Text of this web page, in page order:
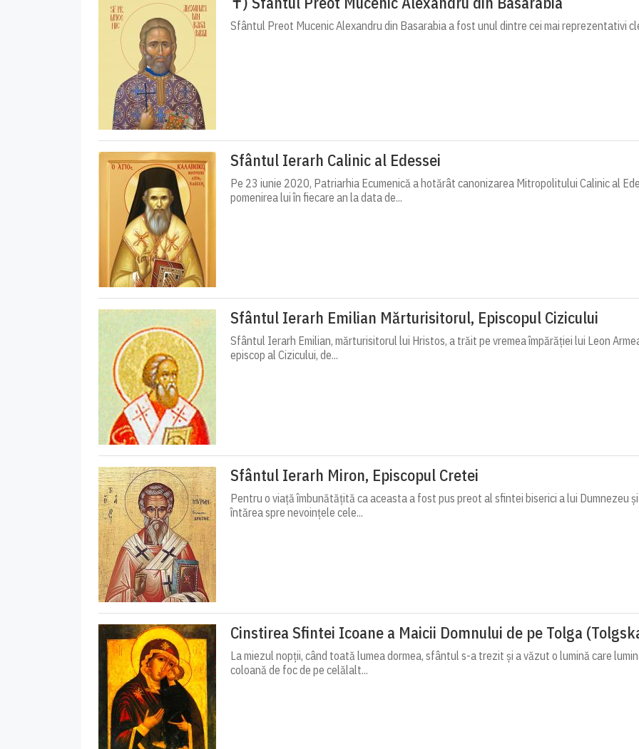
Sfântul Preot Mucenic Alexandru din Basarabia a fost unul dintre cei mai reprezentativi
Sfântul Ierarh Calinic al Edessei
Pe 23 iunie 2020, Patriarhia Ecumenică a hotărât canonizarea Mitropolitului Calinic al
pomenirea lui în fiecare an la data de...
Sfântul Ierarh Emilian Mărturisitorul, Episcopul Cizicului
Sfântul Ierarh Emilian, mărturisitorul lui Hristos, a trăit pe vremea împărăției lui Leon
episcop al Cizicului, de...
Sfântul Ierarh Miron, Episcopul Cretei
Pentru o viață îmbunătățită ca aceasta a fost pus preot al sfintei biserici a lui Dumnezeu
întărea spre nevoințele cele...
Cinstirea Sfintei Icoane a Maicii Domnului de pe Tolga
La miezul nopții, când toată lumea dormea, sfântul s-a trezit și a văzut o lumină care
coloană de foc de pe celălalt...